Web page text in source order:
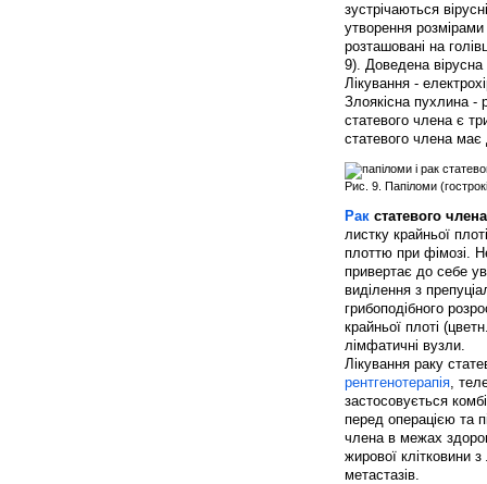
зустрічаються
утворення
розташовані на
9). Доведена
Лікування -
Злоякісна пухлина -
статевого члена є
статевого члена
Рис. 9. Папіломи
Рак статевого члена
листку крайньої
плоттю при фімозі.
привертає до себе
виділення з
грибоподібного
крайньої плоті
лімфатичні вузли.
Лікування раку
рентгенотерапія,
застосовується
перед операцією та
члена в межах
жирової клітковини
метастазів.